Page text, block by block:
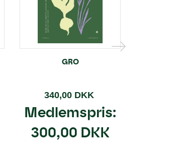
GRO
340,00 DKK
Medlemspris:
300,00 DKK